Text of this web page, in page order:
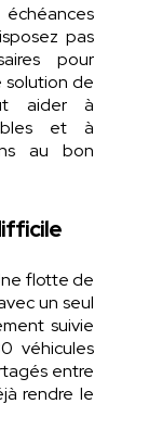
pas
pour
solution de
aider à
et à
au bon
flotte de
un seul
suivie
véhicules
entre
rendre le